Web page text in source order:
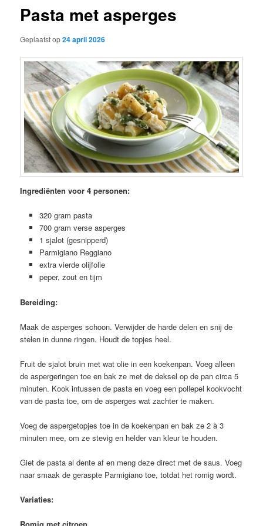
Pasta met asperges
Geplaatst op24 april 2026
Ingrediënten voor 4 personen:
320 gram pasta
700 gram verse asperges
1 sjalot (gesnipperd)
Parmigiano Reggiano
extra vierde olijfolie
peper, zout en tijm
Bereiding:
Maak de asperges schoon. Verwijder de harde delen en snij de
stelen in dunne ringen. Houdt de topjes heel.
Fruit de sjalot bruin met wat olie in een koekenpan. Voeg alleen
de aspergeringen toe en bak ze met de deksel op de pan circa 5
minuten. Kook intussen de pasta en voeg een pollepel kookvocht
van de pasta toe, om de asperges wat zachter te maken.
Voeg de aspergetopjes toe in de koekenpan en bak ze 2 à 3
minuten mee, om ze stevig en helder van kleur te houden.
Giet de pasta al dente af en meng deze direct met de saus. Voeg
naar smaak de geraspte Parmigiano toe, totdat het romig wordt.
Variaties: